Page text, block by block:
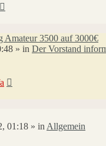
Amateur 3500 auf 3000€
» in Der Vorstand
01:18 » in Allgemein